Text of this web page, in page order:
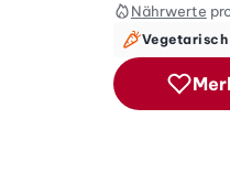
Nährwerte
Vegetarisch